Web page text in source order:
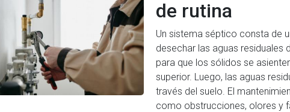
de rutina
Un sistema séptico consta de
desechar las aguas residuales
para que los sólidos se
superior. Luego, las aguas
través del suelo. El
como obstrucciones, olores y